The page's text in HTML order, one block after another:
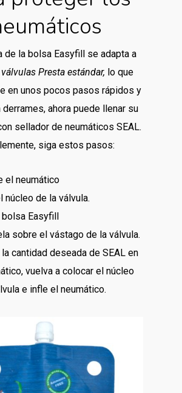
de la bolsa Easyfill se adapta a
válvulas Presta estándar, lo que
en unos pocos pasos rápidos y
ahora puede llenar su
sellador de neumáticos SEAL.
siga estos pasos:
el neumático
núcleo de la válvula.
Easyfill
sobre el vástago de la válvula.
cantidad deseada de SEAL en
vuelva a colocar el núcleo
e infle el neumático.